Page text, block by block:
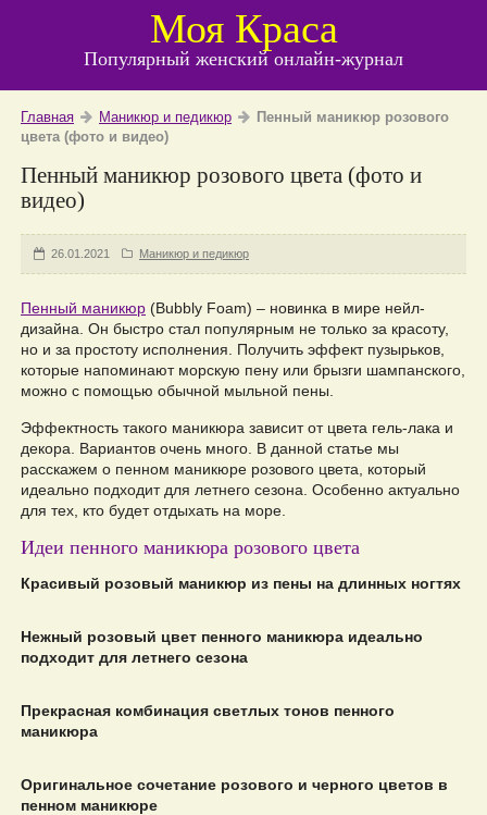
Моя Краса
Популярный женский онлайн-журнал
Главная Маникюр и педикюр
Пенный маникюр розового
цвета (фото и видео)
Пенный маникюр розового цвета (фото и
видео)
26.01.2021 Маникюр и педикюр
Пенный маникюр (Bubbly Foam) – новинка в мире нейл-
дизайна. Он быстро стал популярным не только за красоту,
но и за простоту исполнения. Получить эффект пузырьков,
которые напоминают морскую пену или брызги шампанского,
можно с помощью обычной мыльной пены.
Эффектность такого маникюра зависит от цвета гель-лака и
декора. Вариантов очень много. В данной статье мы
расскажем о пенном маникюре розового цвета, который
идеально подходит для летнего сезона. Особенно актуально
для тех, кто будет отдыхать на море.
Идеи пенного маникюра розового цвета
Красивый розовый маникюр из пены на длинных ногтях
Нежный розовый цвет пенного маникюра идеально
подходит для летнего сезона
Прекрасная комбинация светлых тонов пенного
маникюра
Оригинальное сочетание розового и черного цветов в
пенном маникюре